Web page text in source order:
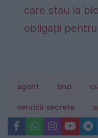
care stau la
obligații
agent bnd
servicii secrete